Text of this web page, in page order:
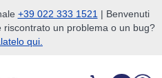
+39 022 333 1521 | Benvenuti
un problema o un bug?
qui.